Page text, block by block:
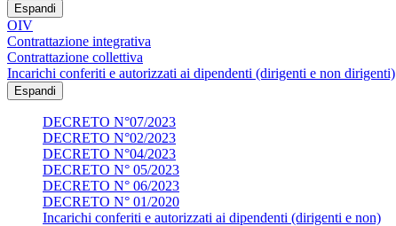
Espandi
OIV
Contrattazione integrativa
Contrattazione collettiva
Incarichi conferiti e autorizzati ai dipendenti (dirigenti e non dirigenti)
Espandi
DECRETO N°07/2023
DECRETO N°02/2023
DECRETO N°04/2023
DECRETO N° 05/2023
DECRETO N° 06/2023
DECRETO N° 01/2020
Incarichi conferiti e autorizzati ai dipendenti (dirigenti e non)